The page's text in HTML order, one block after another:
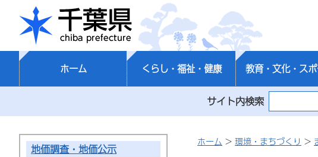
千葉県
ホーム くらし・福祉・健康 教育・文化・ス
サイト内検索
地価調査・地価公示
ホーム > 環境・まちづくり >